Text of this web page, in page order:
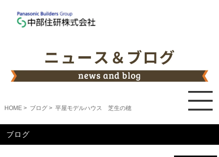
HOME ブログ 平屋モデルハウス 芝生の穂
ブログ